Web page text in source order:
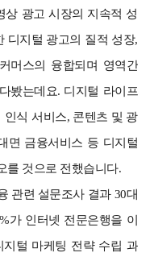
상 광고 시장의 지속적 성
디지털 광고의 질적 성장,
머스의 융합되며 영역간
봤는데요. 디지털 라이프
식 서비스, 콘텐츠 및 광
면 금융서비스 등 디지털
를 것으로 전했습니다.
관련 설문조사 결과 30대
가 인터넷 전문은행을 이
지털 마케팅 전략 수립 과